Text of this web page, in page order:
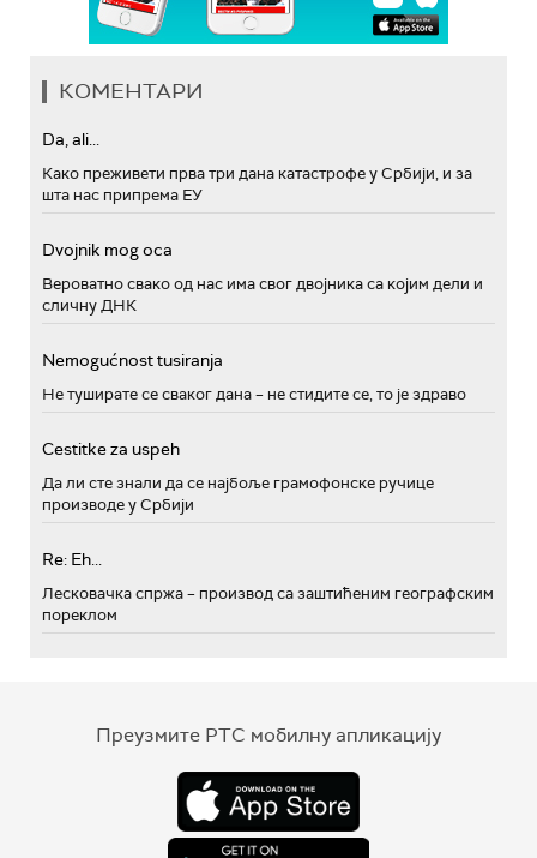
КОМЕНТАРИ
Da, ali...
Како преживети прва три дана катастрофе у Србији, и за
шта нас припрема ЕУ
Dvojnik mog oca
Вероватно свако од нас има свог двојника са којим дели и
сличну ДНК
Nemogućnost tusiranja
Не туширате се сваког дана – не стидите се, то је здраво
Cestitke za uspeh
Да ли сте знали да се најбоље грамофонске ручице
производе у Србији
Re: Eh...
Лесковачка спржа – производ са заштићеним географским
пореклом
Преузмите РТС мобилну апликацију